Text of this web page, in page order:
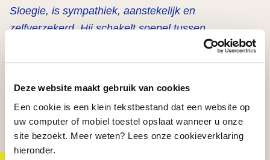
Deze website maakt gebruik van cookies
Een cookie is een klein tekstbestand dat een website op
uw computer of mobiel toestel opslaat wanneer u onze
site bezoekt. Meer weten? Lees onze cookieverklaring
hieronder.
Sloegie, is sympathiek, aanstekelijk en
zelfverzekerd. Hij schakelt soepeltussen
verschillende Hollandse en Marokkaanse typetjes
en accenten. Hij neemt herkenbarestereotypen uit
Dat maakt hem verfrissend. Hij heeft zijn eigen taal,
zijn eigenreferentiekader, en brengt daarmee ook
een nieuw (niet-wit) publiek de theaters in. Dat